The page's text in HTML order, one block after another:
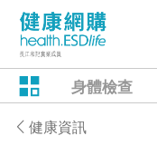
身體檢查
健康資訊